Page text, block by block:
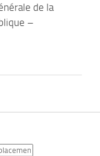
de la
–